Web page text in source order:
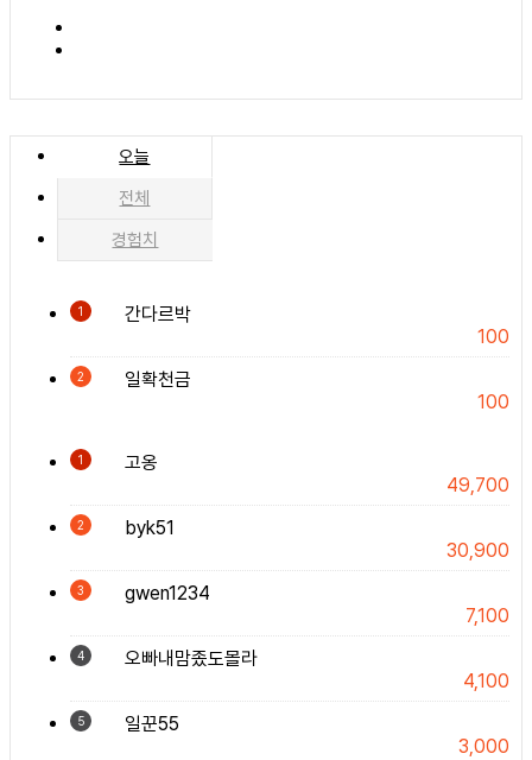
오늘
전체
경험치
1
간다르박
100
2
일확천금
100
1
고옹
49,700
2
byk51
30,900
3
gwen1234
7,100
4
오빠내맘좄도몰라
4,100
5
일꾼55
3,000